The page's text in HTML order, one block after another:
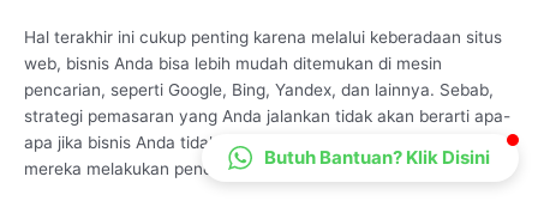
Hal terakhir ini cukup penting karena melalui keberadaan situs
web, bisnis Anda bisa lebih mudah ditemukan di mesin
pencarian, seperti Google, Bing, Yandex, dan lainnya. Sebab,
strategi pemasaran yang Anda jalankan tidak akan berarti apa-
apa jika bisnis Anda tidak ditemukan oleh calon konsumen saat
mereka melakukan pencarian di mesin pencarian.
Butuh Bantuan? Klik Disini